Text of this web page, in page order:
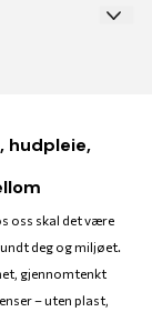
hudpleie,
oss skal det være
deg og miljøet.
gjennomtenkt
– uten plast,